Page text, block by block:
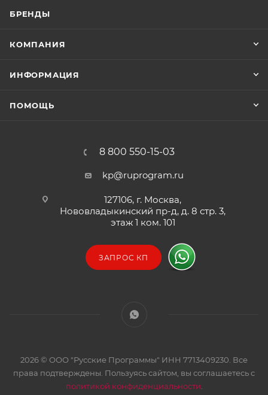
БРЕНДЫ
КОМПАНИЯ
ИНФОРМАЦИЯ
ПОМОЩЬ
8 800 550-15-03
kp@ruprogram.ru
127106, г. Москва,
Нововладыкинский пр-д, д. 8 стр. 3,
этаж 1 ком. 101
ЗАПРОС КП
2026 © ООО "Русские Программы" ИНН 7713409230. Все
права подтверждены. Пользуясь сайтом, вы соглашаетесь с
политикой конфиденциальности